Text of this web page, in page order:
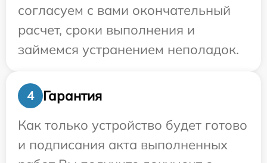
согласуем с вами окончательный
расчет, сроки выполнения и
займемся устранением неполадок.
4
Гарантия
Как только устройство будет готово
и подписания акта выполненных